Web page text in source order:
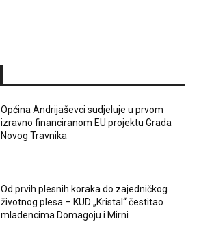
Općina Andrijaševci sudjeluje u prvom
izravno financiranom EU projektu Grada
Novog Travnika
Od prvih plesnih koraka do zajedničkog
životnog plesa – KUD „Kristal“ čestitao
mladencima Domagoju i Mirni